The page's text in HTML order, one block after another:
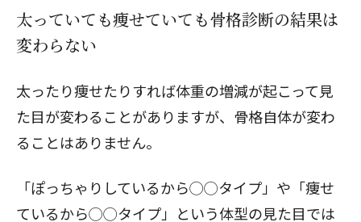
太っていても痩せていても骨格診断の結果は
変わらない
太ったり痩せたりすれば体重の増減が起こって見
た目が変わることがありますが、骨格自体が変わ
ることはありません。
「ぽっちゃりしているから◯◯タイプ」や「痩せ
ているから◯◯タイプ」という体型の見た目では